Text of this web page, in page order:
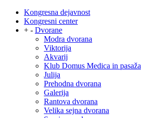
Kongresna dejavnost
Kongresni center
+ - Dvorane
Modra dvorana
Viktorija
Akvarij
Klub Domus Medica in pasaža
Julija
Prehodna dvorana
Galerija
Rantova dvorana
Velika sejna dvorana